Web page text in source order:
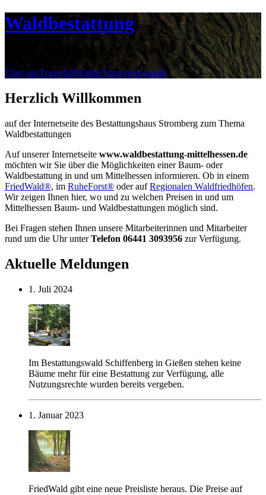
Waldbestattung
Über unsTrauerfallWälderVorsorgeKontakt
Herzlich Willkommen
auf der Internetseite des Bestattungshaus Stromberg zum Thema
Waldbestattungen
Auf unserer Internetseite www.waldbestattung-mittelhessen.de
möchten wir Sie über die Möglichkeiten einer Baum- oder
Waldbestattung in und um Mittelhessen informieren. Ob in einem
FriedWald®, im RuheForst® oder auf Regionalen Waldfriedhöfen.
Wir zeigen Ihnen hier, wo und zu welchen Preisen in und um
Mittelhessen Baum- und Waldbestattungen möglich sind.
Bei Fragen stehen Ihnen unsere Mitarbeiterinnen und Mitarbeiter
rund um die Uhr unter Telefon 06441 3093956 zur Verfügung.
Aktuelle Meldungen
1. Juli 2024
Im Bestattungswald Schiffenberg in Gießen stehen keine
Bäume mehr für eine Bestattung zur Verfügung, alle
Nutzungsrechte wurden bereits vergeben.
1. Januar 2023
FriedWald gibt eine neue Preisliste heraus. Die Preise auf